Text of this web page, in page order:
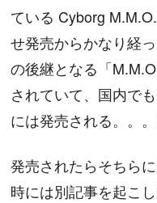
ている Cyborg
せ発売からかなり経
の後継となる「
されていて、国内で
には発売される。。。
発売されたらそちら
時には別記事を起こ